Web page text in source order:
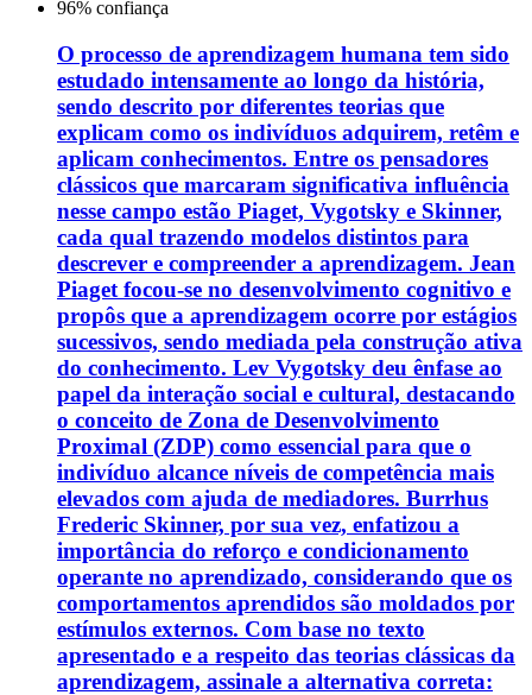
96% confiança
O processo de aprendizagem humana tem sido
estudado intensamente ao longo da história,
sendo descrito por diferentes teorias que
explicam como os indivíduos adquirem, retêm e
aplicam conhecimentos. Entre os pensadores
clássicos que marcaram significativa influência
nesse campo estão Piaget, Vygotsky e Skinner,
cada qual trazendo modelos distintos para
descrever e compreender a aprendizagem. Jean
Piaget focou-se no desenvolvimento cognitivo e
propôs que a aprendizagem ocorre por estágios
sucessivos, sendo mediada pela construção ativa
do conhecimento. Lev Vygotsky deu ênfase ao
papel da interação social e cultural, destacando
o conceito de Zona de Desenvolvimento
Proximal (ZDP) como essencial para que o
indivíduo alcance níveis de competência mais
elevados com ajuda de mediadores. Burrhus
Frederic Skinner, por sua vez, enfatizou a
importância do reforço e condicionamento
operante no aprendizado, considerando que os
comportamentos aprendidos são moldados por
estímulos externos. Com base no texto
apresentado e a respeito das teorias clássicas da
aprendizagem, assinale a alternativa correta: